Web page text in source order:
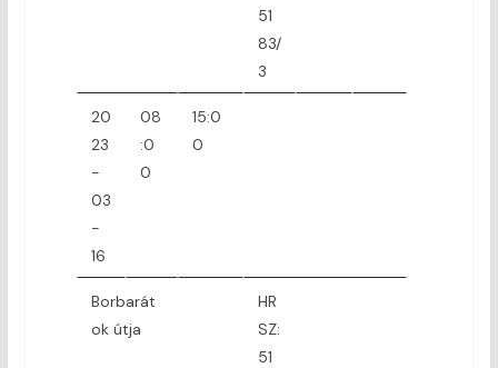
51
83/
3
20
23
-
03
-
16
08
:0
0
15:0
0
Borbarát
ok útja
HR
SZ:
51